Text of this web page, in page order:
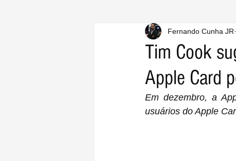
Tim Cook
Apple Card
Fernando Cunha JR
Em dezembro, a
usuários do Apple